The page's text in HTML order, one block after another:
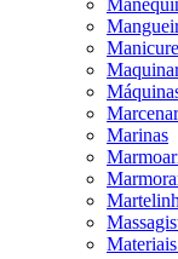
Marinas